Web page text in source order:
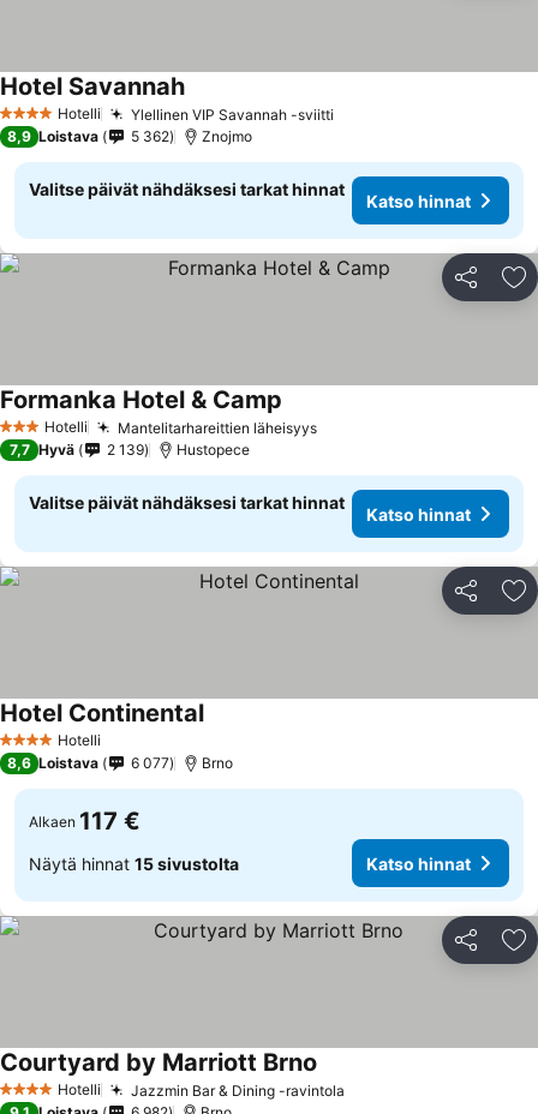
4 Tähtiluokitus
Hotelli Ylellinen VIP Savannah -sviitti
Hotel Savannah
8,9 Loistava 5 362 Znojmo
Valitse päivät nähdäksesi tarkat hinnat
Katso hinnat
Jaa
3 Tähtiluokitus
Hotelli Mantelitarhareittien läheisyys
Formanka Hotel & Camp
7,7 Hyvä 2 139 Hustopece
Valitse päivät nähdäksesi tarkat hinnat
Katso hinnat
Jaa
4 Tähtiluokitus
Hotelli
Hotel Continental
8,6 Loistava 6 077 Brno
Alkaen 117 €
Näytä hinnat 15 sivustolta Katso hinnat
Jaa
4 Tähtiluokitus
Hotelli Jazzmin Bar & Dining -ravintola
Courtyard by Marriott Brno